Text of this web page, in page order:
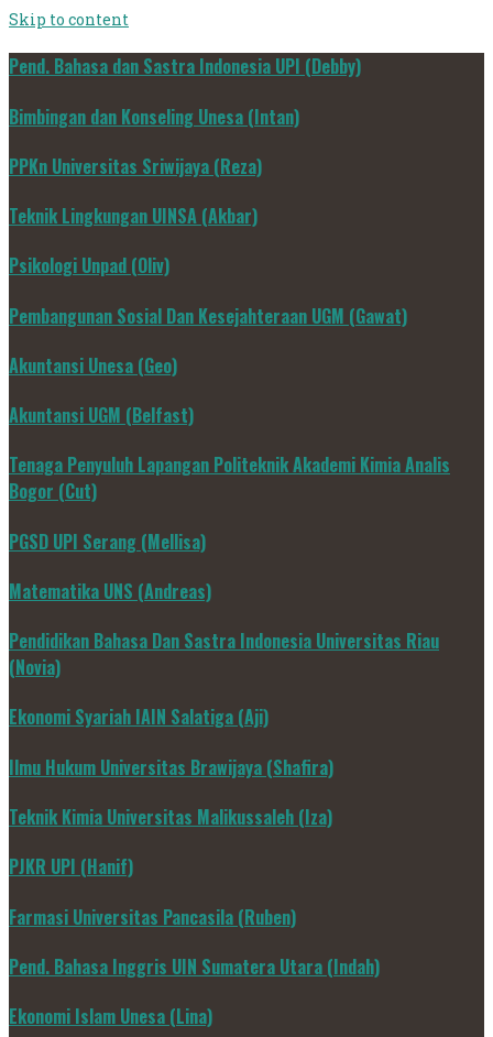
Skip to content
Pend. Bahasa dan Sastra Indonesia UPI (Debby)
Bimbingan dan Konseling Unesa (Intan)
PPKn Universitas Sriwijaya (Reza)
Teknik Lingkungan UINSA (Akbar)
Psikologi Unpad (Oliv)
Pembangunan Sosial Dan Kesejahteraan UGM (Gawat)
Akuntansi Unesa (Geo)
Akuntansi UGM (Belfast)
Tenaga Penyuluh Lapangan Politeknik Akademi Kimia Analis
Bogor (Cut)
PGSD UPI Serang (Mellisa)
Matematika UNS (Andreas)
Pendidikan Bahasa Dan Sastra Indonesia Universitas Riau
(Novia)
Ekonomi Syariah IAIN Salatiga (Aji)
Ilmu Hukum Universitas Brawijaya (Shafira)
Teknik Kimia Universitas Malikussaleh (Iza)
PJKR UPI (Hanif)
Farmasi Universitas Pancasila (Ruben)
Pend. Bahasa Inggris UIN Sumatera Utara (Indah)
Ekonomi Islam Unesa (Lina)